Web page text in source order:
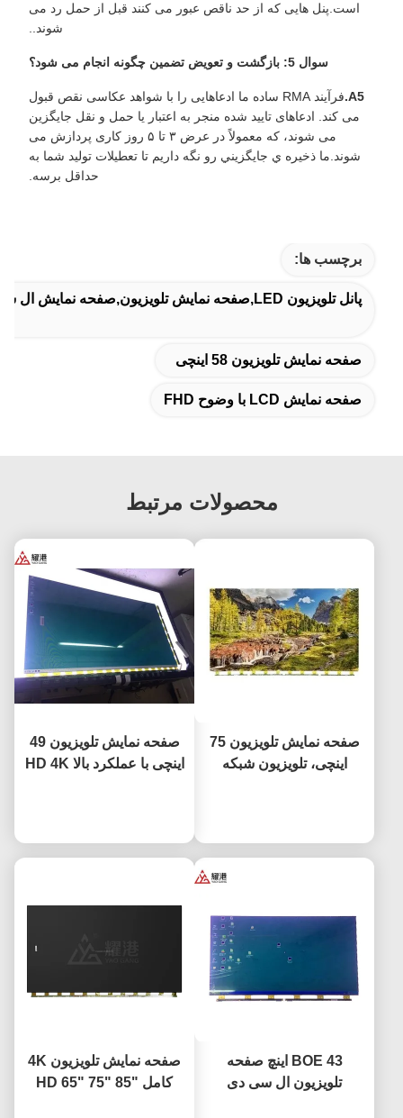
است.پنل هایی که از حد ناقص عبور می کنند قبل از حمل رد می
شوند..
سوال 5: بازگشت و تعویض تضمین چگونه انجام می شود؟
A5.
فرآیند RMA ساده ما ادعاهایی را با شواهد عکاسی نقص قبول
می کند. ادعاهای تایید شده منجر به اعتبار یا حمل و نقل جایگزین
می شوند، که معمولاً در عرض ۳ تا ۵ روز کاری پردازش می
شوند.ما ذخيره ي جايگزيني رو نگه داريم تا تعطيلات توليد شما به
حداقل برسه.
برچسب ها:
پانل تلویزیون LED,صفحه نمایش تلویزیون,صفحه نمایش ال سی دی صاف
صفحه نمایش تلویزیون 58 اینچی
صفحه نمایش LCD با وضوح FHD
محصولات مرتبط
صفحه نمایش تلویزیون 75
اینچی، تلویزیون شبکه
صفحه نمایش تلویزیون 49
اینچی با عملکرد بالا HD 4K
BOE 43 اینچ صفحه
تلویزیون ال سی دی
صفحه نمایش تلویزیون 4K
کامل HD 65" 75" 85"